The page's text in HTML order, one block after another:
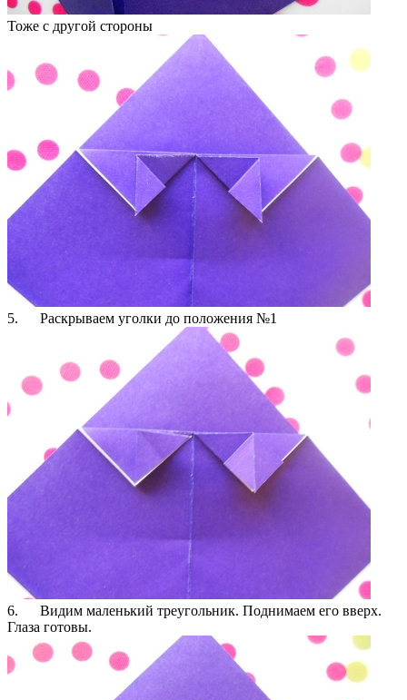
Тоже с другой стороны
5. Раскрываем уголки до положения №1
6. Видим маленький треугольник. Поднимаем его вверх.
Глаза готовы.